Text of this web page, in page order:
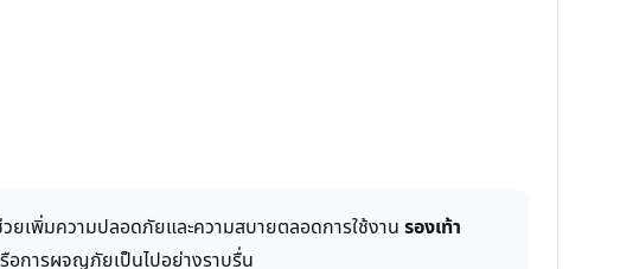
ยเพิ่มความปลอดภัยและความสบายตลอดการใช้งาน รองเท้า
อการผจญภัยเป็นไปอย่างราบรื่น